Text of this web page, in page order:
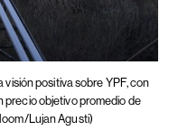
positiva sobre YPF, con
objetivo promedio de
Lujan Agusti)